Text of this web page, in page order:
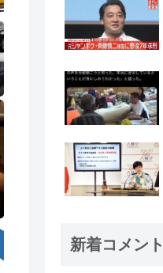
新着コメント